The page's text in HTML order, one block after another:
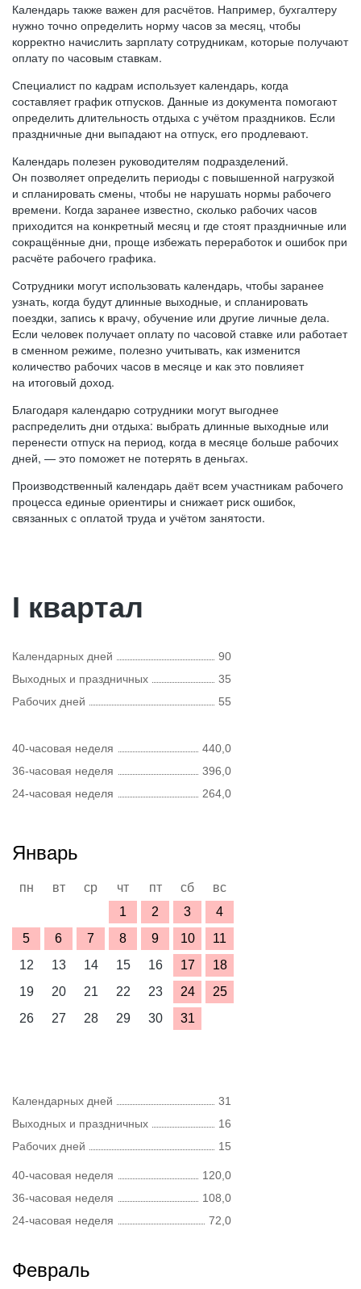
Календарь также важен для расчётов. Например, бухгалтеру
нужно точно определить норму часов за месяц, чтобы
корректно начислить зарплату сотрудникам, которые получают
оплату по часовым ставкам.
Специалист по кадрам использует календарь, когда
составляет график отпусков. Данные из документа помогают
определить длительность отдыха с учётом праздников. Если
праздничные дни выпадают на отпуск, его продлевают.
Календарь полезен руководителям подразделений.
Он позволяет определить периоды с повышенной нагрузкой
и спланировать смены, чтобы не нарушать нормы рабочего
времени. Когда заранее известно, сколько рабочих часов
приходится на конкретный месяц и где стоят праздничные или
сокращённые дни, проще избежать переработок и ошибок при
расчёте рабочего графика.
Сотрудники могут использовать календарь, чтобы заранее
узнать, когда будут длинные выходные, и спланировать
поездки, запись к врачу, обучение или другие личные дела.
Если человек получает оплату по часовой ставке или работает
в сменном режиме, полезно учитывать, как изменится
количество рабочих часов в месяце и как это повлияет
на итоговый доход.
Благодаря календарю сотрудники могут выгоднее
распределить дни отдыха: выбрать длинные выходные или
перенести отпуск на период, когда в месяце больше рабочих
дней, — это поможет не потерять в деньгах.
Производственный календарь даёт всем участникам рабочего
процесса единые ориентиры и снижает риск ошибок,
связанных с оплатой труда и учётом занятости.
I квартал
Календарных дней
90
Выходных и праздничных
35
Рабочих дней
55
40-часовая неделя
440,0
36-часовая неделя
396,0
24-часовая неделя
264,0
Январь
пн вт ср чт пт сб
вс
1
2 3
4
5
6 7 8 9 10
11
12
13 14 15 16 17
18
19
20 21 22 23 24
25
26
27 28 29 30 31
Календарных дней
31
Выходных и праздничных
16
Рабочих дней
15
40-часовая неделя
120,0
36-часовая неделя
108,0
24-часовая неделя
72,0
Февраль